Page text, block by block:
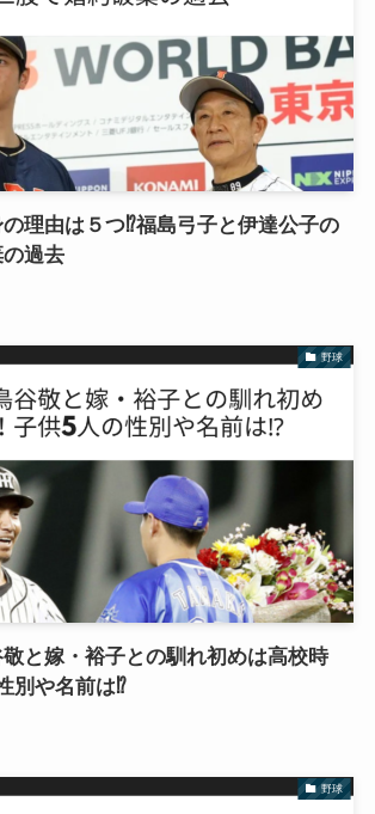
理由は５つ⁉︎福島弓子と伊達公子の
過去
野球
敬と嫁・裕子との馴れ初めは高校時
別や名前は⁉︎
野球